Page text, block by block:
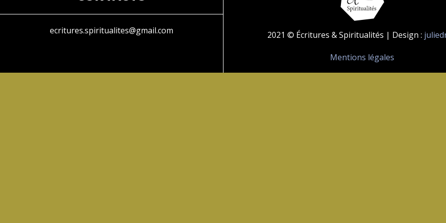
ecritures.spiritualites@gmail.com 2021 © Écritures & Spiritualités | Design :
Mentions légales